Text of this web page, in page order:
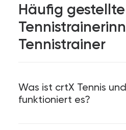
Häufig
Tennistrainer
Was ist crtX Tennis
funktioniert es?